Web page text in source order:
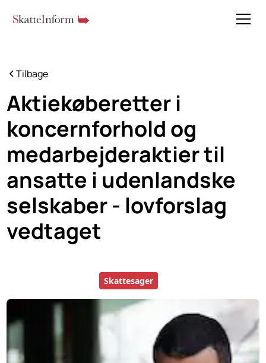
Tilbage
Aktiekøberetter i
koncernforhold og
medarbejderaktier til
ansatte i uden­landske
selskaber - lovforslag
vedtaget
Skattesager